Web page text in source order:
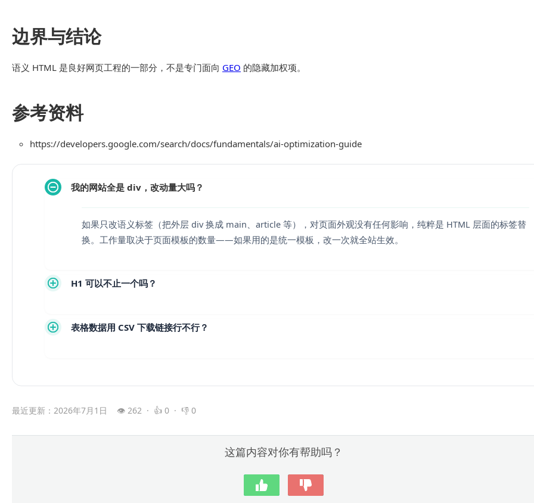
边界与结论
语义 HTML 是良好网页工程的一部分，不是专门面向 GEO 的隐藏加权项。
参考资料
https://developers.google.com/search/docs/fundamentals/ai-optimization-guide
我的网站全是 div，改动量大吗？
如果只改语义标签（把外层 div 换成 main、article 等），对页面外观没有任何影响，纯粹是 HTML 层面的标签替
换。工作量取决于页面模板的数量——如果用的是统一模板，改一次就全站生效。
H1 可以不止一个吗？
表格数据用 CSV 下载链接行不行？
最近更新：2026年7月1日 👁 262 · 👍 0 · 👎 0
这篇内容对你有帮助吗？